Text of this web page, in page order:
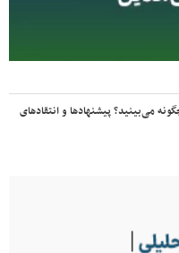
می‌بینید؟ پیشنهادها و انتقادهای